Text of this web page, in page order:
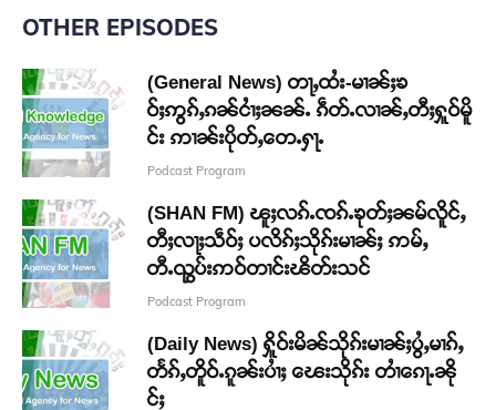
OTHER EPISODES
(General News) တႃႇထႆး-မၢၼ်ႈၶ
ဝ်ႈဢွၵ်ႇၵၼ်ငၢႆႈၼၼ်ႉ ၵဵတ်ႉလၢၼ်ႇတီႈႁူဝ်မိူ
င်း ဢၢၼ်းပိုတ်ႇတေႉႁႃႉ
Podcast Program
(SHAN FM) ၽူႈလၵ်ႉၸၵ်ႉၶုတ်ႈၼမ်လိူင်ႇ
တီႈလႃႈသဵဝ်ႈ ပလိၵ်ႈသိုၵ်းမၢၼ်ႈ ဢမ်ႇ
တီႉၺွပ်းဢဝ်တၢင်းၽိတ်းသင်
Podcast Program
(Daily News) ႁိူဝ်းမိၼ်သိုၵ်းမၢၼ်ႈပွႆႇမၢၵ်ႇ
တႅၵ်ႇတိူဝ်ႉၵူၼ်းပၢႆႈ ၽေးသိုၵ်း တၢႆၵေႃႉၼို
င်ႈ